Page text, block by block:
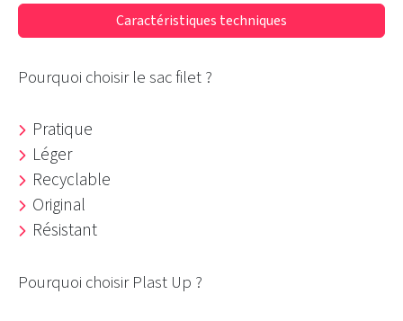
Caractéristiques techniques
Pourquoi choisir lesac filet?
Pratique
Léger
Recyclable
Original
Résistant
Pourquoi choisir Plast Up ?